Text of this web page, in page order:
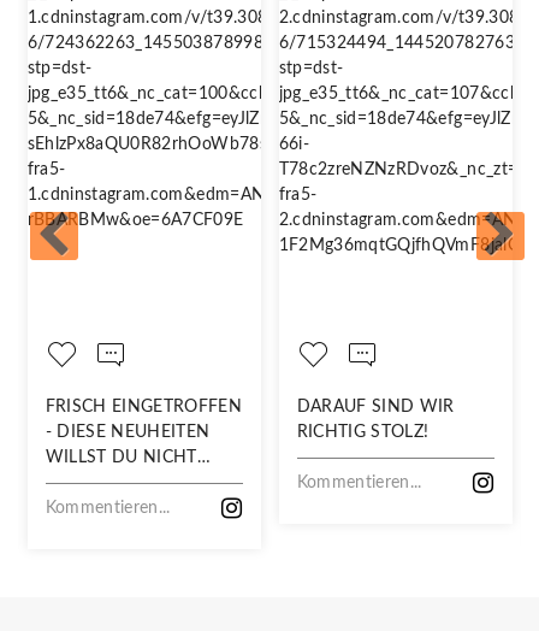
FRISCH EINGETROFFEN
- DIESE NEUHEITEN
WILLST DU NICHT
VERPASSEN!
Kommentieren...
DARAUF SIND WIR
RICHTIG STOLZ!
Kommentieren...